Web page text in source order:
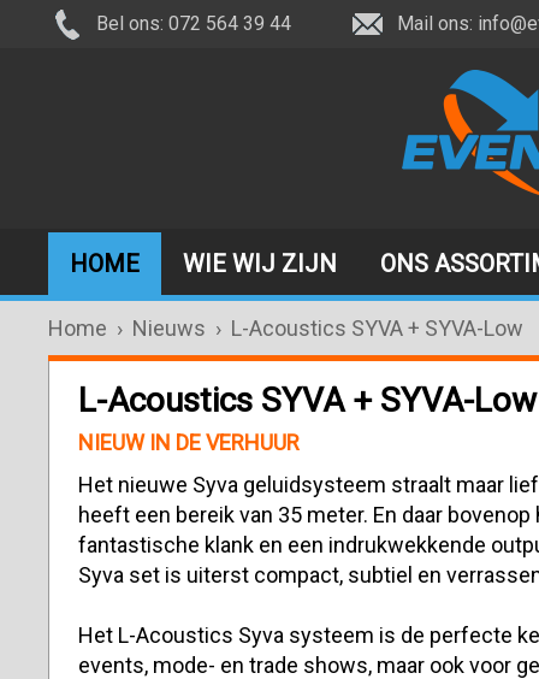
Bel ons: 072 564 39 44 Mail ons:
HOME WIE WIJ ZIJN ONS
Home › Nieuws › L-Acoustics SYVA + SYVA-Low
L-Acoustics SYVA + SYVA-Low
NIEUW IN DE VERHUUR
Het nieuwe Syva geluidsysteem straalt maar
heeft een bereik van 35 meter. En daar
fantastische klank en een indrukwekkende
Syva set is uiterst compact, subtiel en
Het L-Acoustics Syva systeem is de perfecte
events, mode- en trade shows, maar ook voor